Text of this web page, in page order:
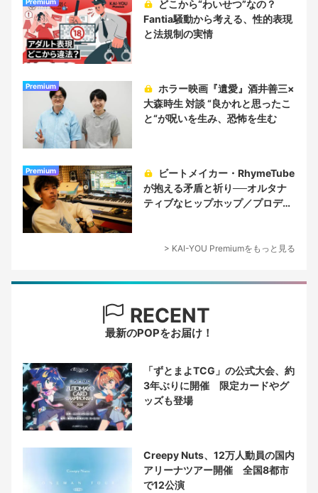
Fantia騒動から考える、性的表現
と法規制の実情
Premium
大森時生 対談 “良かれと思ったこ
と“が呪いを生み、恐怖を生む
Premium
が抱える矛盾と祈り──オルタナ
ティブなヒップホップ／プロデュ
> KAI-YOU Premiumをもっと見る
RECENT
最新のPOPをお届け！
「ずとまよTCG」の公式大会、約
3年ぶりに開催 限定カードやグ
ッズも登場
Creepy Nuts、12万人動員の国内
アリーナツアー開催 全国8都市
で12公演